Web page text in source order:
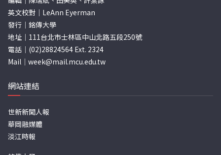
英文校對｜LeAnn Eyerman
發行｜銘傳大學
地址｜111台北市士林區中山北路五段250號
電話｜(02)28824564 Ext. 2324
Mail｜ week@mail.mcu.edu.tw
網站連結
世新新聞人報
華岡融媒體
淡江時報